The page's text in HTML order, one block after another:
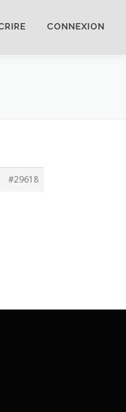
CONNEXION
#29618